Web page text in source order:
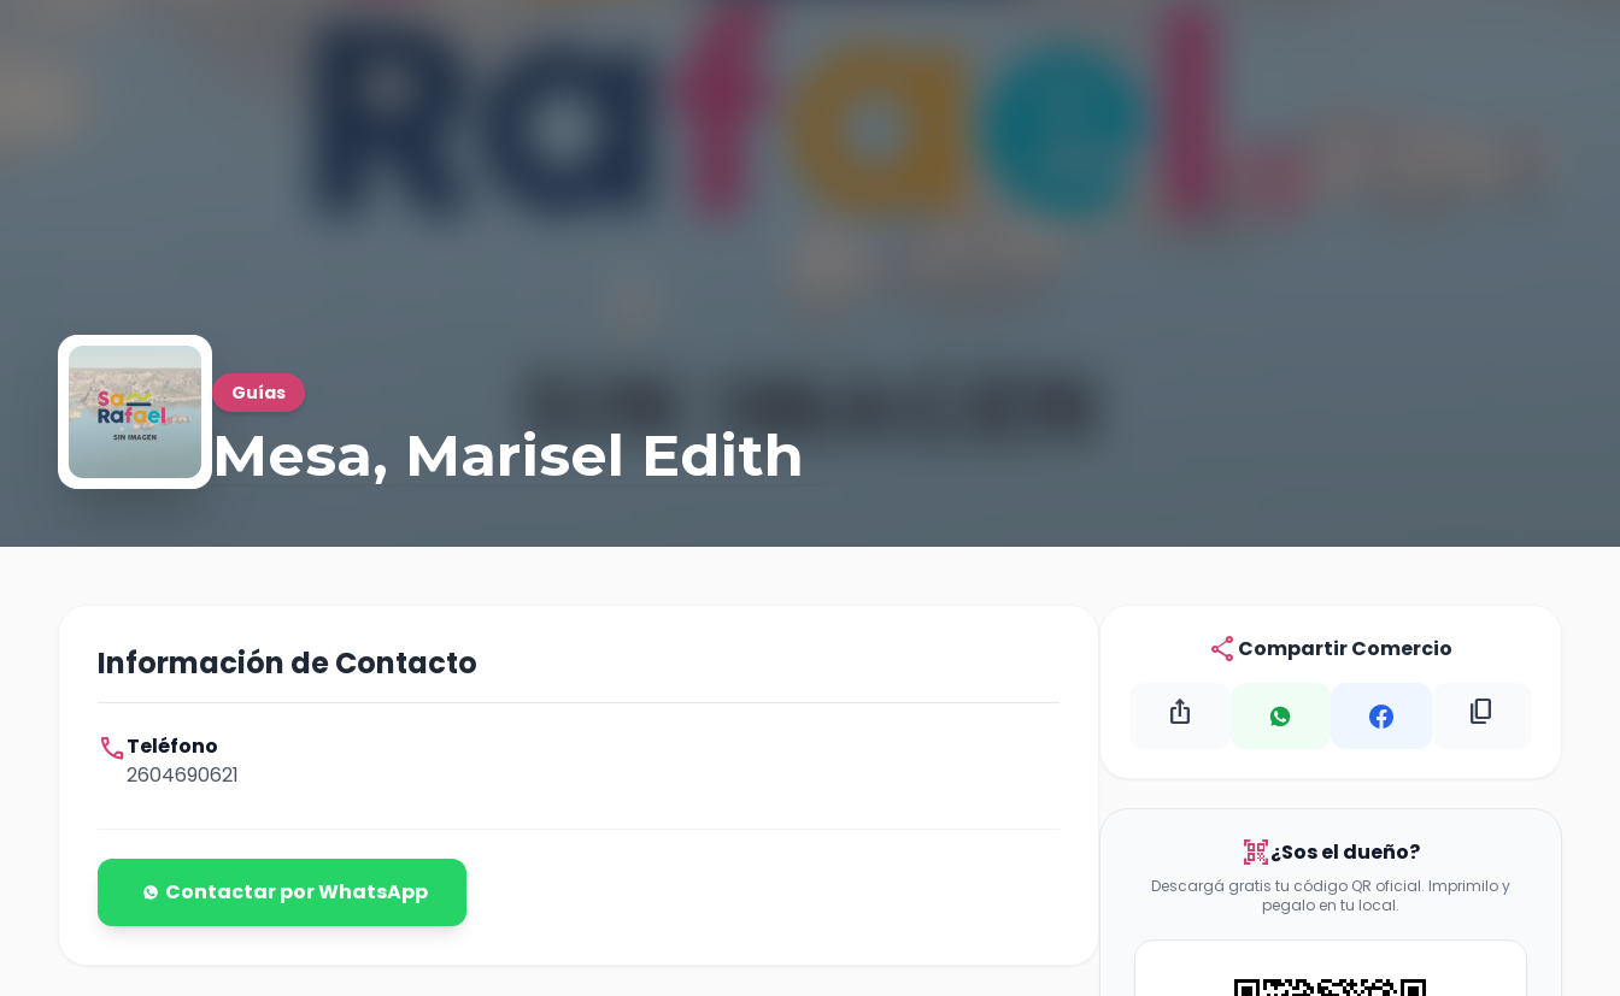
Guías
Mesa, Marisel Edith
Información de Contacto
callTeléfono
2604690621
Contactar por WhatsApp
share Compartir Comercio
ios_share content_copy
qr_code_scanner¿Sos el dueño?
Descargá gratis tu código QR oficial. Imprimilo y
pegalo en tu local.